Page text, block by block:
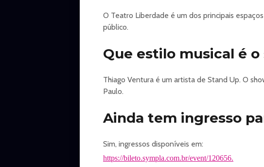
ESCOLAS DAS REDES ESTADUAL E
de São Paulo ou holerite acompanhado de
PROFESSORES DA REDE PÚBLICA
funcional emitida pela Secretaria da
INGRESSOS
https://www.sympla.com.br/
Bilheteria física (sem taxa de conveniência):
Horário de funcionamento de bilheteria:
apresentação.
Forma de pagamento: Crédito, Débito, Pix.
O Teatro Liberdade é um dos principais
público.
Que estilo musical é
Thiago Ventura é um artista de Stand Up. O
Paulo.
Ainda tem ingresso
Sim, ingressos disponíveis em:
https://bileto.sympla.com.br/event/120656.